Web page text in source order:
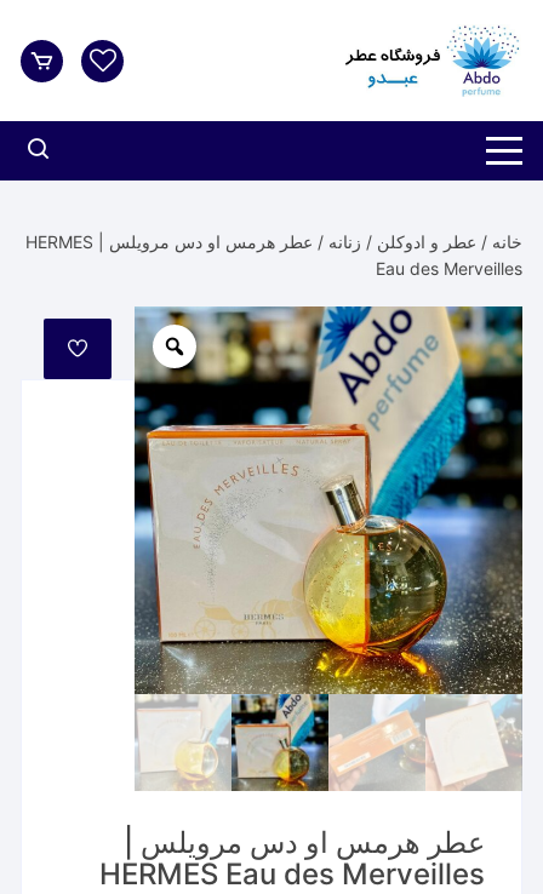
شدن
خانه / عطر و ادوکلن / زنانه
/ عطر هرمس او دس مرویلس | HERMES
Eau des Merveilles
مورد
علاقه
عطر هرمس او دس مرویلس |
HERMES Eau des Merveilles